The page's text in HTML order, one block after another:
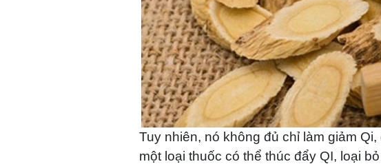
Tuy nhiên, nó không đủ chỉ làm giảm
một loại thuốc có thể thúc đẩy QI, loại